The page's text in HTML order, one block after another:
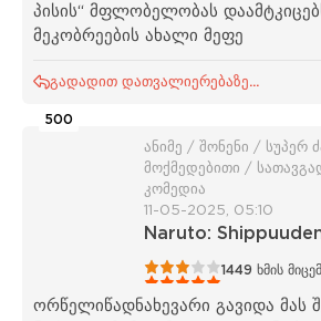
პისის“ მფლობელობას
მეკობრეების ახალი მეფე
გადადით დათვალიერებაზე...
500
ანიმე / შონენი / სუპერ
მოქმედებითი /
კომედია
11-05-2025, 05:10
Naruto:
1449 ხმის
ორწელიწადნახევარი გავიდა მას